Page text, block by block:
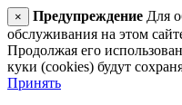
× Предупреждение Для
обслуживания на этом
Продолжая его
куки (cookies) будут
Принять